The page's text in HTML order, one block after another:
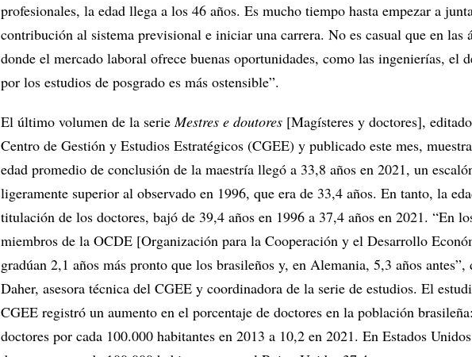
profesionales, la edad llega a los 46 años. Es mucho tiempo hasta empezar a
contribución al sistema previsional e iniciar una carrera. No es casual que en las
donde el mercado laboral ofrece buenas oportunidades, como las ingenierías, el
por los estudios de posgrado es más ostensible”.
El último volumen de la serieMestres e doutores [Magísteres y doctores],
Centro de Gestión y Estudios Estratégicos (CGEE) y publicado este mes,
edad promedio de conclusión de la maestría llegó a 33,8 años en 2021, un
ligeramente superior al observado en 1996, que era de 33,4 años. En tanto, la
titulación de los doctores, bajó de 39,4 años en 1996 a 37,4 años en 2021. “En
miembros de la OCDE [Organización para la Cooperación y el Desarrollo
gradúan 2,1 años más pronto que los brasileños y, en Alemania, 5,3 años antes”,
Daher, asesora técnica del CGEE y coordinadora de la serie de estudios. El
CGEE registró un aumento en el porcentaje de doctores en la población
doctores por cada 100.000 habitantes en 2013 a 10,2 en 2021. En Estados